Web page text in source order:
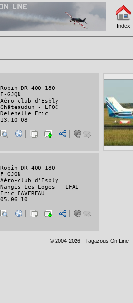
Index
Robin DR 400-180
F-GJQN
Aéro-club d'Esbly
Châteaudun - LFOC
Delehelle Eric
13.10.08
Robin DR 400-180
F-GJQN
Aéro-club d'Esbly
Nangis Les Loges - LFAI
Eric FAVEREAU
05.06.10
© 2004-2026 - Tagazous On Line -